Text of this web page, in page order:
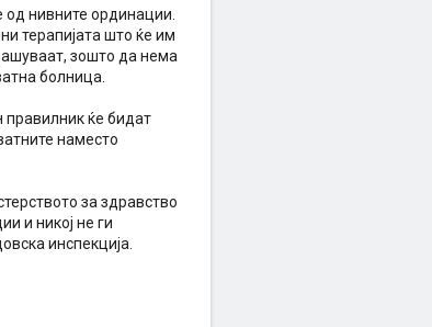
нивните ординации.
терапијата што ќе им
зошто да нема
болница.
правилник ќе бидат
наместо
за здравство
и никој не ги
инспекција.